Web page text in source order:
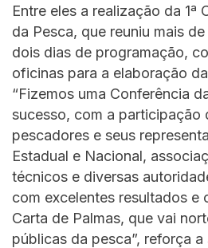
Entre eles a realização da 1ª
da Pesca, que reuniu mais
dois dias de programação,
oficinas para a elaboração
“Fizemos uma Conferência
sucesso, com a participação
pescadores e seus
Estadual e Nacional,
técnicos e diversas
com excelentes resultados e
Carta de Palmas, que vai
públicas da pesca”, reforça